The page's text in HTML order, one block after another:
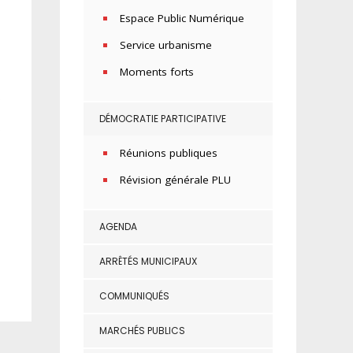
Espace Public Numérique
Service urbanisme
Moments forts
DÉMOCRATIE PARTICIPATIVE
Réunions publiques
Révision générale PLU
AGENDA
ARRÊTÉS MUNICIPAUX
COMMUNIQUÉS
MARCHÉS PUBLICS